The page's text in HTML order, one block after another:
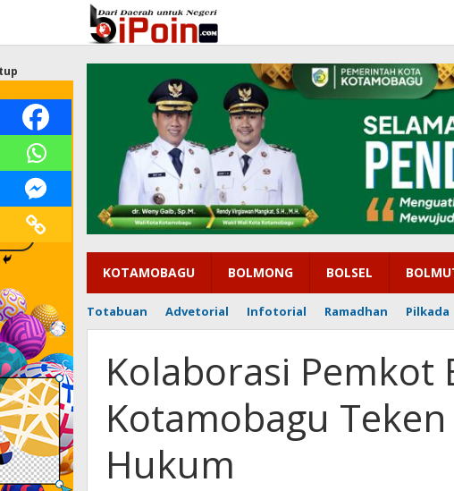
konten
KOTAMOBAGU BOLMONG BOLSEL
Totabuan Advetorial Infotorial Ramadhan Pilkada
Kolaborasi Pemkot
Kotamobagu
Hukum